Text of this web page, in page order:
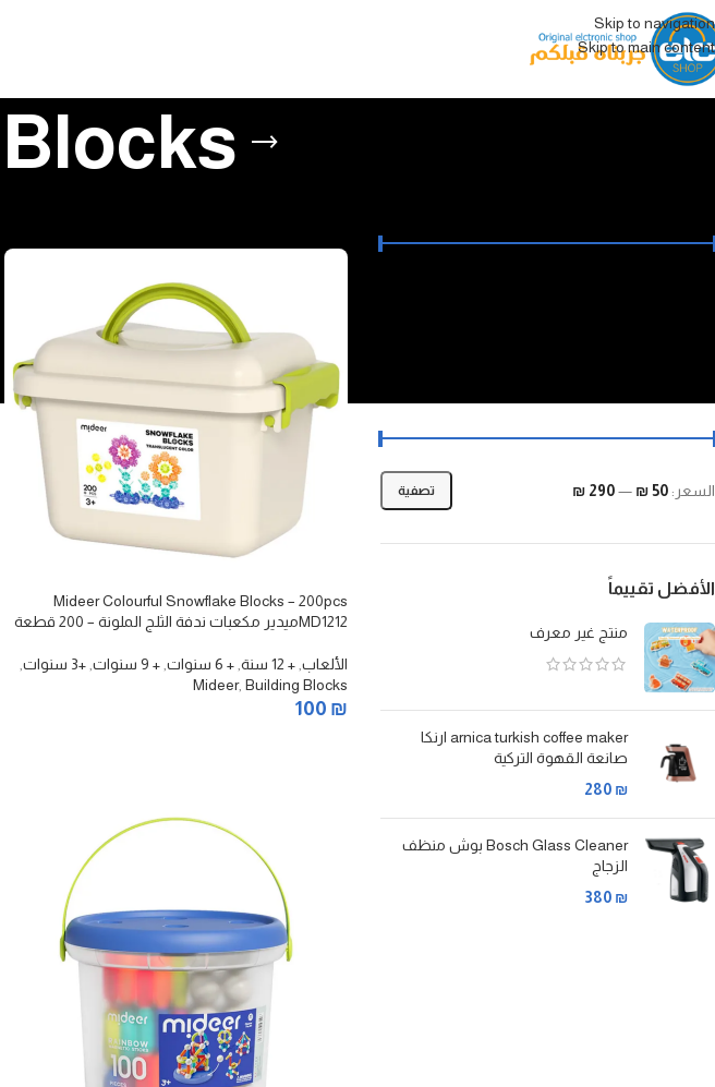
Skip to navigation
Skip to main content
تصفية السعر: 50 ₪
—
290 ₪
الأفضل تقييماً
منتج غير معرف
arnica turkish coffee maker ارنكا
صانعة القهوة التركية
280 ₪
Bosch Glass Cleaner بوش منظف
الزجاج
380 ₪
Mideer Colourful Snowflake Blocks – 200pcs
MD1212ميدير مكعبات ندفة الثلج الملونة – 200 قطعة
الألعاب + 12 سنة + 6 سنوات + 9 سنوات +3 سنوات
Mideer, Building Blocks
100 ₪